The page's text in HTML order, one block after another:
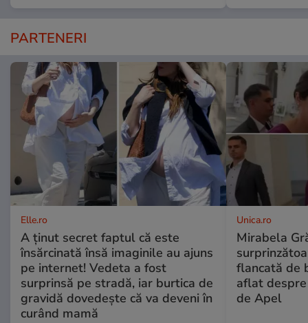
PARTENERI
Elle.ro
A ținut secret faptul că este
însărcinată însă imaginile au ajuns
pe internet! Vedeta a fost
surprinsă pe stradă, iar burtica de
gravidă dovedește că va deveni în
curând mamă
Unica.ro
Mirabela
flancată de
aflat
de Apel